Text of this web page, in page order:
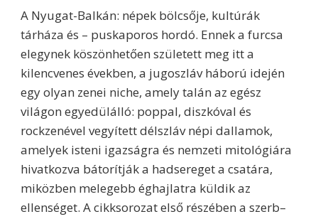
A Nyugat-Balkán: népek bölcsője, kultúrák
tárháza és – puskaporos hordó. Ennek a furcsa
elegynek köszönhetően született meg itt a
kilencvenes években, a jugoszláv háború idején
egy olyan zenei niche, amely talán az egész
világon egyedülálló: poppal, diszkóval és
rockzenével vegyített délszláv népi dallamok,
amelyek isteni igazságra és nemzeti mitológiára
hivatkozva bátorítják a hadsereget a csatára,
miközben melegebb éghajlatra küldik az
ellenséget. A cikksorozat első részében a szerb–